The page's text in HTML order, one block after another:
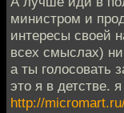
министром и
интересы своей
всех смыслах)
а ты голосовать
это я в детстве.
http://